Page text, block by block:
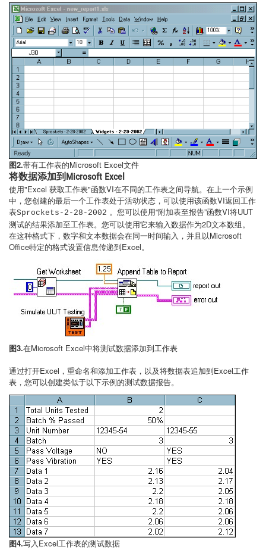
图2.带有工作表的Microsoft Excel文件
将数据添加到Microsoft Excel
使用"Excel 获取工作表"函数VI在不同的工作表之间导航。在上一个示例
中，您创建的最后一个工作表处于活动状态，可以使用该函数VI返回工作
表Sprockets-2-28-2002 。您可以使用“附加表至报告”函数VI将UUT
测试的结果添加至工作表。您可以使用它来输入数据作为2D文本数组。
在这种格式下，数字和文本数据会在同一时间输入，并且以Microsoft
Office特定的格式设置信息传递到Excel。
图3.在Microsoft Excel中将测试数据添加到工作表
通过打开Excel，重命名和添加工作表，以及将数据表追加到Excel工作
表，您可以创建类似于以下示例的测试数据报告。
图4.写入Excel工作表的测试数据